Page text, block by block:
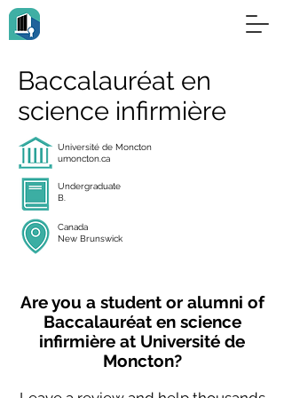
Baccalauréat en
science infirmière
Université de Moncton
umoncton.ca
Undergraduate
B.
Canada
New Brunswick
Are you a student or alumni of
Baccalauréat en science
infirmière at Université de
Moncton?